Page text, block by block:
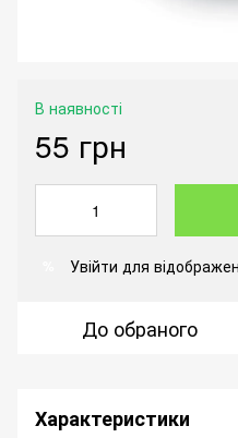
В наявності
55 грн
Увійти для
До обраного
Характеристики